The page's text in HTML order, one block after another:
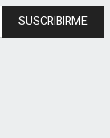
SUSCRIBIRME